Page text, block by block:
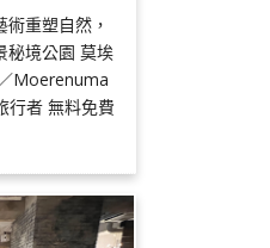
重塑自然，
秘境公園 莫埃
Moerenuma
行者 無料免費